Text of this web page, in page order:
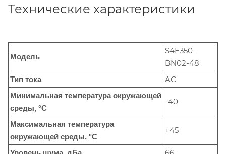
Технические характеристики
Модель
S4E350-
BN02-48
Тип тока AC
Минимальная температура окружающей
среды, °C
-40
Максимальная температура
окружающей среды, °C
+45